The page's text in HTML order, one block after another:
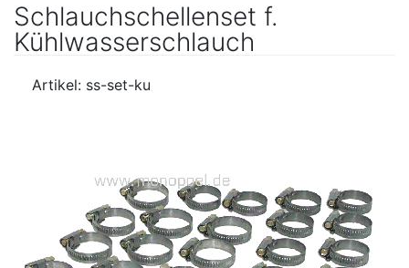
Schlauchschellenset f.
Kühlwasserschlauch
Artikel: ss-set-ku